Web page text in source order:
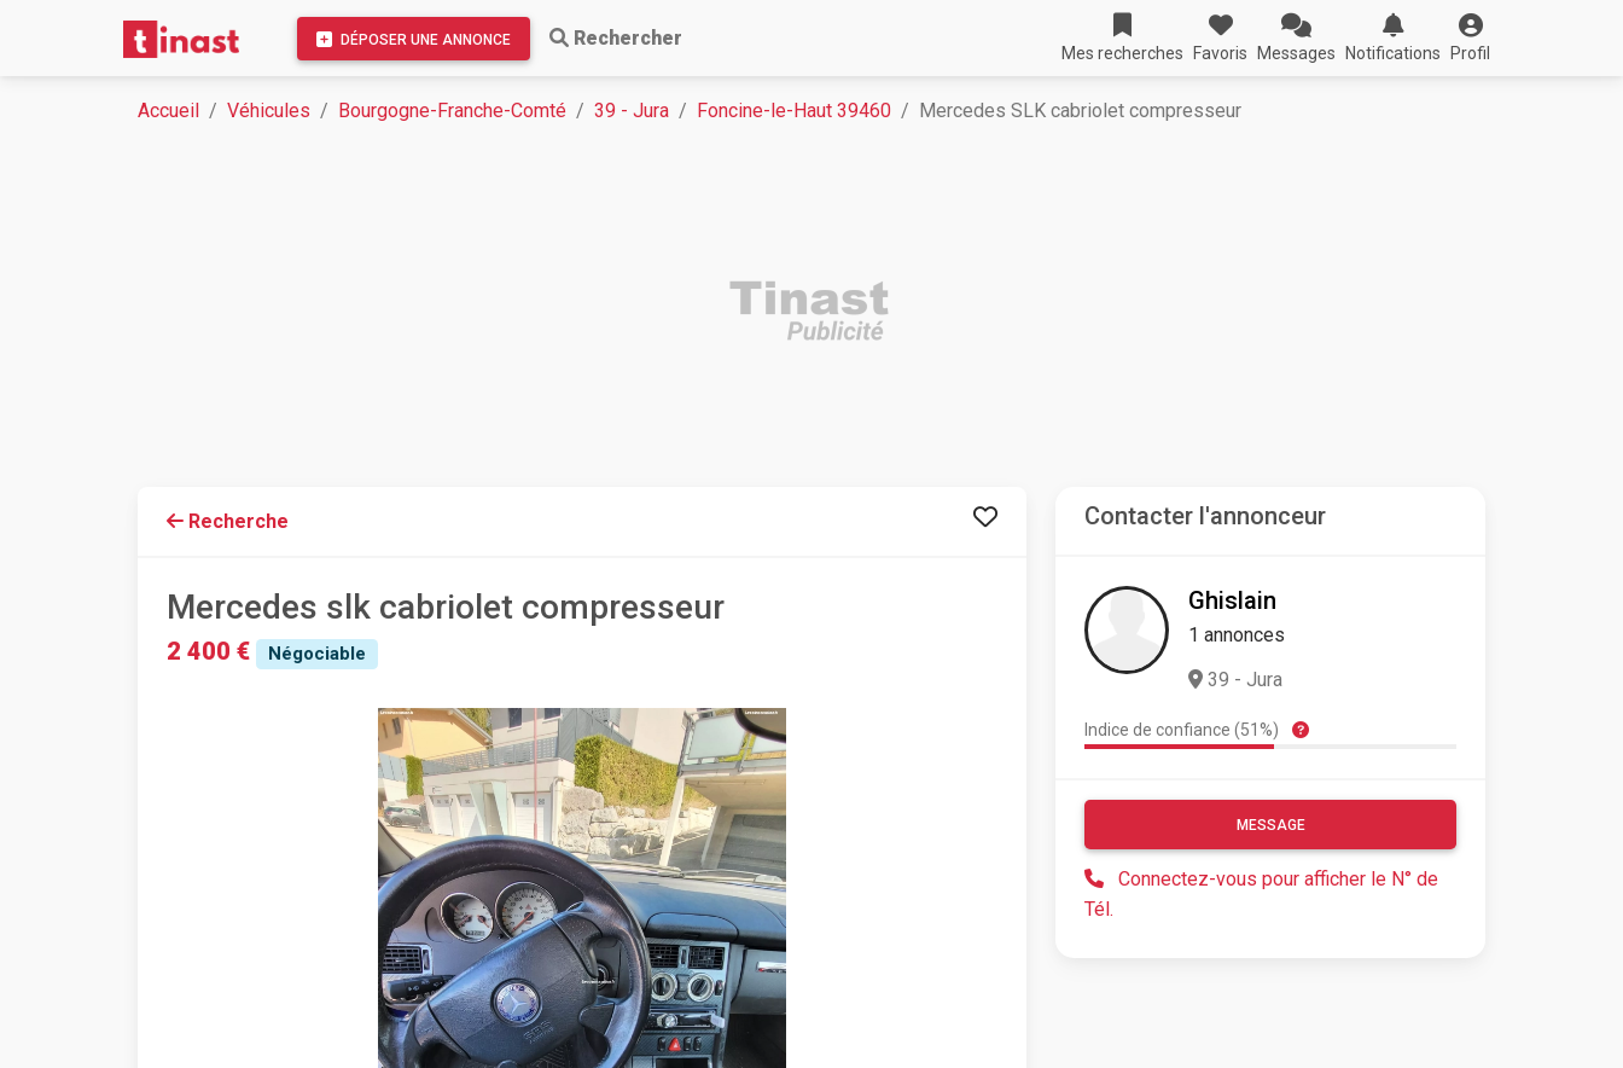
DÉPOSER UNE ANNONCE Rechercher
Mes recherches Favoris Messages Notifications Profil
Accueil Véhicules Bourgogne-Franche-Comté 39 - Jura Foncine-le-Haut 39460 Mercedes SLK cabriolet compresseur
Recherche
Mercedes slk cabriolet compresseur
2 400 € Négociable
Contacter l'annonceur
Ghislain
1 annonces
39 - Jura
Indice de confiance (51%)
MESSAGE
Connectez-vous pour afficher le N° de
Tél.